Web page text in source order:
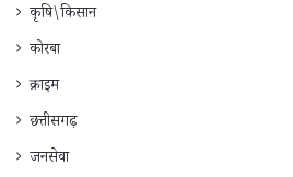
कृषि\किसान
कोरबा
क्राइम
छत्तीसगढ़
जनसेवा